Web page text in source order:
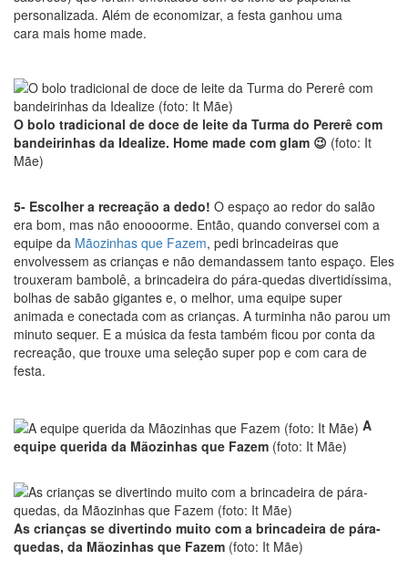
personalizada. Além de economizar, a festa ganhou uma
cara mais home made.
O bolo tradicional de doce de leite da Turma do Pererê com
bandeirinhas da Idealize. Home made com glam 😉 (foto: It
Mãe)
5- Escolher a recreação a dedo! O espaço ao redor do salão
era bom, mas não enoooorme. Então, quando conversei com a
equipe da Mãozinhas que Fazem, pedi brincadeiras que
envolvessem as crianças e não demandassem tanto espaço. Eles
trouxeram bambolê, a brincadeira do pára-quedas divertidíssima,
bolhas de sabão gigantes e, o melhor, uma equipe super
animada e conectada com as crianças. A turminha não parou um
minuto sequer. E a música da festa também ficou por conta da
recreação, que trouxe uma seleção super pop e com cara de
festa.
A
equipe querida da Mãozinhas que Fazem (foto: It Mãe)
As crianças se divertindo muito com a brincadeira de pára-
quedas, da Mãozinhas que Fazem (foto: It Mãe)